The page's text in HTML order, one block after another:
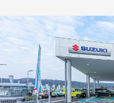
男性が多く活躍中
コツコツ仕事をこな
にぎやかな職場
資格取得をバックア